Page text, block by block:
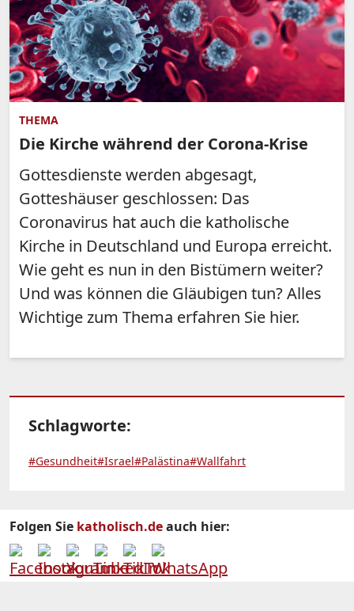
THEMA
Die Kirche während der Corona-Krise
Gottesdienste werden abgesagt,
Gotteshäuser geschlossen: Das
Coronavirus hat auch die katholische
Kirche in Deutschland und Europa erreicht.
Wie geht es nun in den Bistümern weiter?
Und was können die Gläubigen tun? Alles
Wichtige zum Thema erfahren Sie hier.
Schlagworte:
#Gesundheit#Israel#Palästina#Wallfahrt
Folgen Sie katholisch.deauch hier: